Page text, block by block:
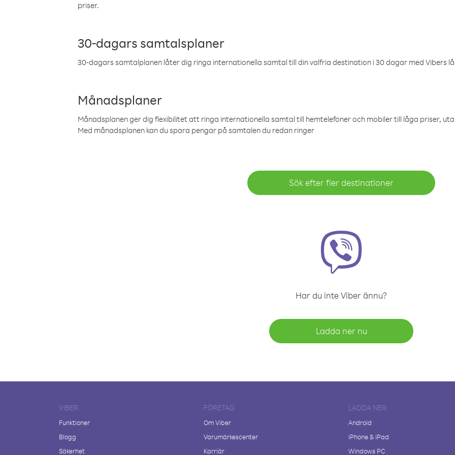
priser.
30-dagars samtalsplaner
30-dagars samtalplanen låter dig ringa internationella samtal till din valfria destination i 30 dagar med Vibers
Månadsplaner
Månadsplanen ger dig flexibilitet att ringa internationella samtal till hemtelefoner och mobiler till låga priser,
Med månadsplanen kan du spara pengar på samtalen du redan ringer
Sök efter fler destinationer
Har du inte Viber ännu?
Ladda ner nu
VIBER
Funktioner
Blogg
Säkerhet
FÖRETAG
Om Viber
Varumärkescenter
Karriär
LADDA NER
Android
iPhone & iPad
Windows PC